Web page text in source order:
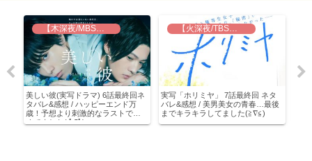
【木深夜/MBS】美しい彼
美しい彼(実写ドラマ) 6話最終回ネ
タバレ&感想 / ハッピーエンド万
歳！予想より刺激的なラストで攻
めてました( ﾟДﾟ)
【火深夜/TBS】実写 ホリミヤ
実写「ホリミヤ」 7話最終回 ネタ
バレ&感想 / 美男美女の青春…最後
までキラキラしてました(≧∇≦)